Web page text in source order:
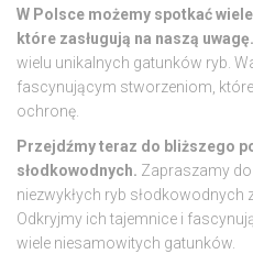
W Polsce możemy spotkać
które zasługują na naszą uwagę.
wielu unikalnych gatunków ryb.
fascynującym stworzeniom,
ochronę.
Przejdźmy teraz do bliższego
słodkowodnych. Zapraszamy
niezwykłych ryb
Odkryjmy ich tajemnice i
wiele niesamowitych gatunków.